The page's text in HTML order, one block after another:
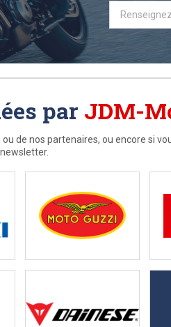
par JDM-
de nos partenaires, ou encore si